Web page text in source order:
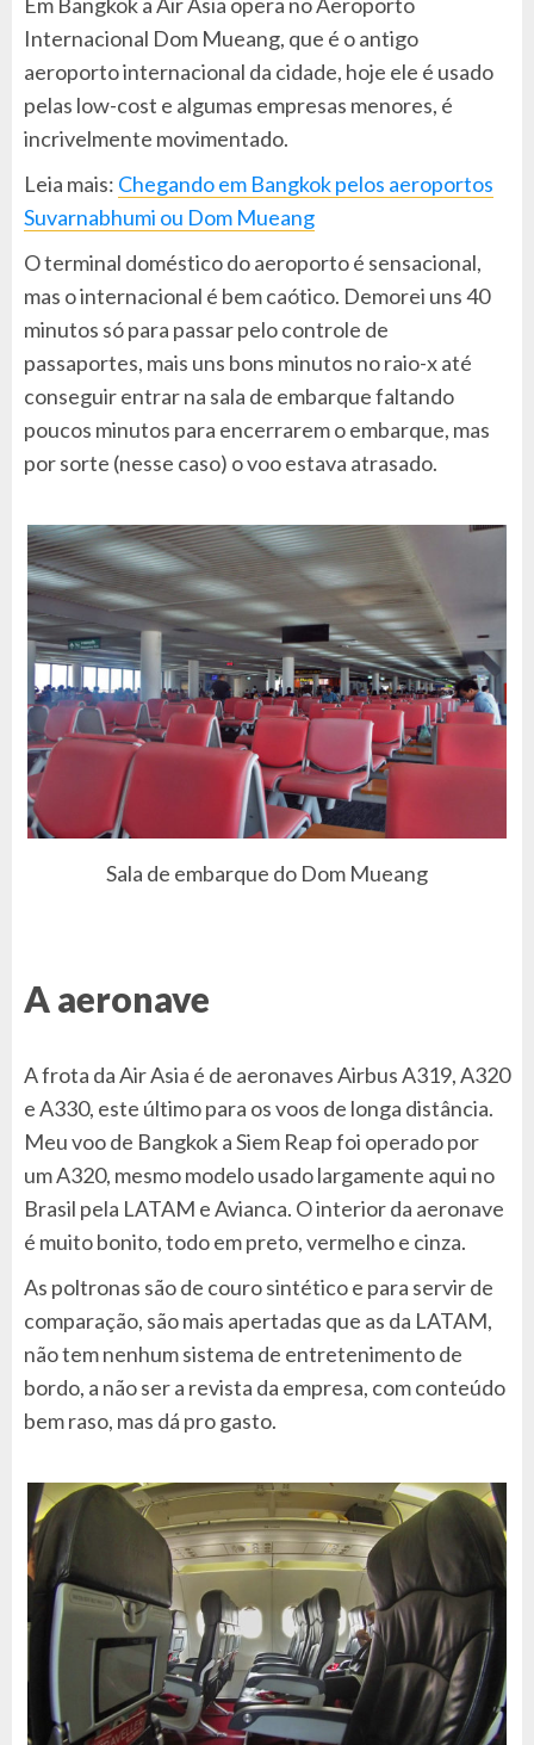
Internacional Dom Mueang, que é o antigo
aeroporto internacional da cidade, hoje ele é usado
pelas low-cost e algumas empresas menores, é
incrivelmente movimentado.
Leia mais: Chegando em Bangkok pelos aeroportos
Suvarnabhumi ou Dom Mueang
O terminal doméstico do aeroporto é sensacional,
mas o internacional é bem caótico. Demorei uns 40
minutos só para passar pelo controle de
passaportes, mais uns bons minutos no raio-x até
conseguir entrar na sala de embarque faltando
poucos minutos para encerrarem o embarque, mas
por sorte (nesse caso) o voo estava atrasado.
Sala de embarque do Dom Mueang
A aeronave
A frota da Air Asia é de aeronaves Airbus A319, A320
e A330, este último para os voos de longa distância.
Meu voo de Bangkok a Siem Reap foi operado por
um A320, mesmo modelo usado largamente aqui no
Brasil pela LATAM e Avianca. O interior da aeronave
é muito bonito, todo em preto, vermelho e cinza.
As poltronas são de couro sintético e para servir de
comparação, são mais apertadas que as da LATAM,
não tem nenhum sistema de entretenimento de
bordo, a não ser a revista da empresa, com conteúdo
bem raso, mas dá pro gasto.